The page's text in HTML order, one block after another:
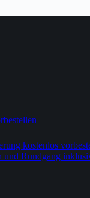
kostenlos
Rundgang